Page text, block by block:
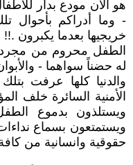
هو الآن مودع بدار
- وما أدراكم بأحوال
خريجيها بعدما يكبرون .!!
الطفل محروم من مجرد
له حضناً سواهما -
والدنيا كلها عرفت
الأمنية السائرة خلف
ويستلذون بدموع
ويستمتعون بسماع
حقوقية وانسانية من